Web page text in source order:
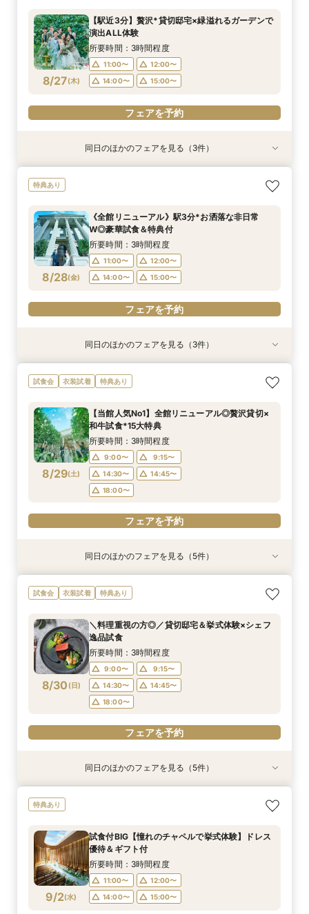
8/26(水)
11:00〜
14:00〜
15:00〜
フェアを予約
8/26(水)
11:00〜
14:00〜
15:00〜
フェアを予約
8/27(木)
【駅近3分】贅沢*貸切邸宅×緑溢れるガーデンで
演出ALL体験
所要時間：3時間程度
11:00〜
12:00〜
14:00〜
15:00〜
フェアを予約
特典あり 動画あり
8/27(木)
11:00〜
12:00〜
14:00〜
15:00〜
フェアを予約
8/27(木)
【遠方&自宅でもOK】360度カメラでオンライ
11:00〜
12:00〜
14:00〜
15:00〜
フェアを予約
8/27(木)
【120分で知りたいことだけ♪】クイック見学＆
11:00〜
12:00〜
14:00〜
15:00〜
フェアを予約
同日のほかのフェアを見る（3件）
特典あり
8/28(金)
《全館リニューアル》駅3分*お洒落な非日常
W◎豪華試食＆特典付
所要時間：3時間程度
11:00〜
12:00〜
14:00〜
15:00〜
フェアを予約
特典あり 動画あり
8/28(金)
＜プレ花嫁に大人気＞模擬挙式×絶品試食×マ
リッジリング優待◎
11:00〜
12:00〜
14:00〜
15:00〜
フェアを予約
8/28(金)
【遠方&自宅でもOK】360度カメラでオンライ
ン見学♪見積相談もOK
11:00〜
12:00〜
14:00〜
15:00〜
フェアを予約
8/28(金)
【120分で知りたいことだけ♪】クイック見学＆
見積もり相談会
11:00〜
12:00〜
14:00〜
15:00〜
フェアを予約
同日のほかのフェアを見る（3件）
試食会 衣装試着 特典あり
8/29(土)
【当館人気No1】全館リニューアル◎贅沢貸切×
和牛試食*15大特典
所要時間：3時間程度
9:00〜
9:15〜
14:30〜
14:45〜
18:00〜
フェアを予約
特典あり 動画あり
8/29(土)
＼おもてなし重視の方必見／貸切体験×国産牛試
食×料理半額特典
9:00〜
14:30〜
14:45〜
18:00〜
フェアを予約
衣装試着 特典あり
8/29(土)
【貸切で安心♪】マタニティウェディング準備＆
予算相談フェア！
9:00〜
14:30〜
14:45〜
18:00〜
フェアを予約
特典あり
8/29(土)
【初見学におすすめ】全館見学×試食付*「即決
ナシ」安心相談会
9:00〜
14:30〜
14:45〜
18:00〜
フェアを予約
衣装試着 特典あり
8/29(土)
【和装とドレスが両方叶う】日本の伝統美×和モ
ダンW体験フェア
9:00〜
14:30〜
14:45〜
18:00〜
フェアを予約
特典あり
8/29(土)
【少人数婚におすすめ】挙式×贅沢試食×おもて
なし体験
9:00〜
14:30〜
14:45〜
18:00〜
フェアを予約
同日のほかのフェアを見る（5件）
試食会 衣装試着 特典あり
8/30 (日)
＼料理重視の方◎／貸切邸宅＆挙式体験×シェフ
逸品試食
所要時間：3時間程度
9:00〜
9:15〜
14:30〜
14:45〜
18:00〜
フェアを予約
特典あり 動画あり
8/30(日)
＼おもてなし重視の方必見／貸切体験×国産牛試
9:00〜
14:30〜
14:45〜
18:00〜
衣装試着 特典あり
8/30(日)
【貸切で安心♪】マタニティウェディング準備＆
9:00〜
14:30〜
14:45〜
18:00〜
特典あり
8/30(日)
【初見学におすすめ】全館見学×試食付*「即決
9:00〜
14:30〜
14:45〜
18:00〜
衣装試着 特典あり
8/30(日)
【和装とドレスが両方叶う】日本の伝統美×和モ
9:00〜
14:30〜
14:45〜
18:00〜
特典あり
8/30(日)
【少人数婚におすすめ】挙式×贅沢試食×おもて
9:00〜
14:30〜
14:45〜
18:00〜
同日のほかのフェアを見る（5件）
特典あり
9/2(水)
試食付BIG【憧れのチャペルで挙式体験】ドレス
優待＆ギフト付
所要時間：3時間程度
11:00〜
12:00〜
14:00〜
15:00〜